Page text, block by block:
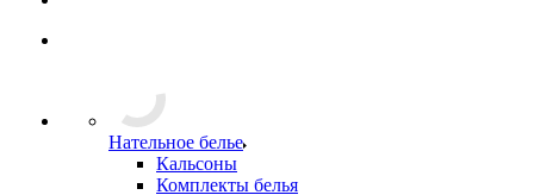
Нательное белье
Кальсоны
Комплекты белья